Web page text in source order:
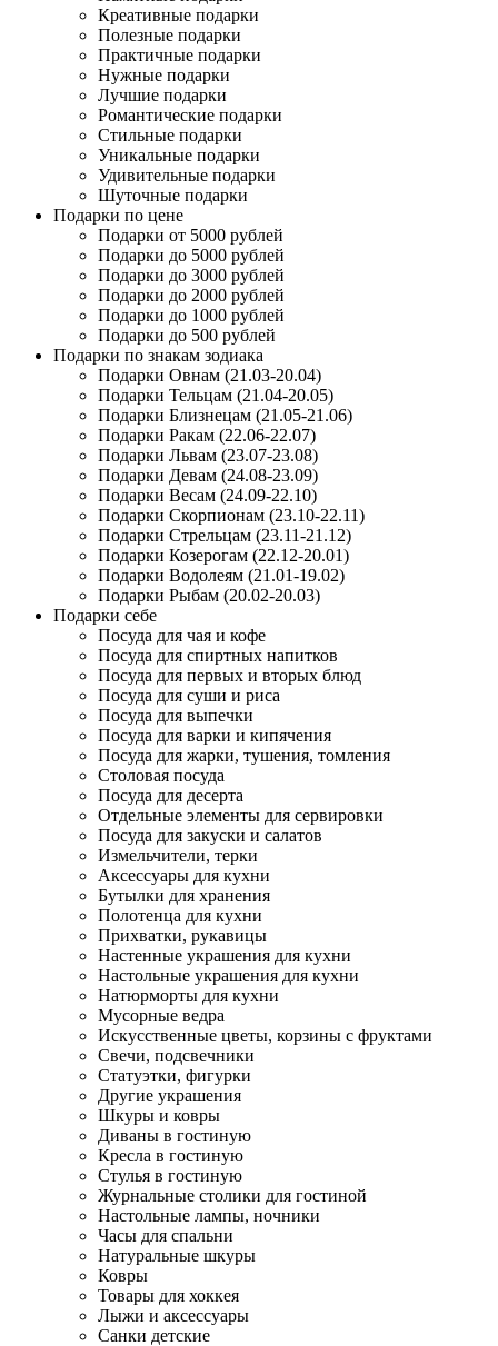
Креативные подарки
Полезные подарки
Практичные подарки
Нужные подарки
Лучшие подарки
Романтические подарки
Стильные подарки
Уникальные подарки
Удивительные подарки
Шуточные подарки
Подарки по цене
Подарки от 5000 рублей
Подарки до 5000 рублей
Подарки до 3000 рублей
Подарки до 2000 рублей
Подарки до 1000 рублей
Подарки до 500 рублей
Подарки по знакам зодиака
Подарки Овнам (21.03-20.04)
Подарки Тельцам (21.04-20.05)
Подарки Близнецам (21.05-21.06)
Подарки Ракам (22.06-22.07)
Подарки Львам (23.07-23.08)
Подарки Девам (24.08-23.09)
Подарки Весам (24.09-22.10)
Подарки Скорпионам (23.10-22.11)
Подарки Стрельцам (23.11-21.12)
Подарки Козерогам (22.12-20.01)
Подарки Водолеям (21.01-19.02)
Подарки Рыбам (20.02-20.03)
Подарки себе
Посуда для чая и кофе
Посуда для спиртных напитков
Посуда для первых и вторых блюд
Посуда для суши и риса
Посуда для выпечки
Посуда для варки и кипячения
Посуда для жарки, тушения, томления
Столовая посуда
Посуда для десерта
Отдельные элементы для сервировки
Посуда для закуски и салатов
Измельчители, терки
Аксессуары для кухни
Бутылки для хранения
Полотенца для кухни
Прихватки, рукавицы
Настенные украшения для кухни
Настольные украшения для кухни
Натюрморты для кухни
Мусорные ведра
Искусственные цветы, корзины с фруктами
Свечи, подсвечники
Статуэтки, фигурки
Другие украшения
Шкуры и ковры
Диваны в гостиную
Кресла в гостиную
Стулья в гостиную
Журнальные столики для гостиной
Настольные лампы, ночники
Часы для спальни
Натуральные шкуры
Ковры
Товары для хоккея
Лыжи и аксессуары
Санки детские